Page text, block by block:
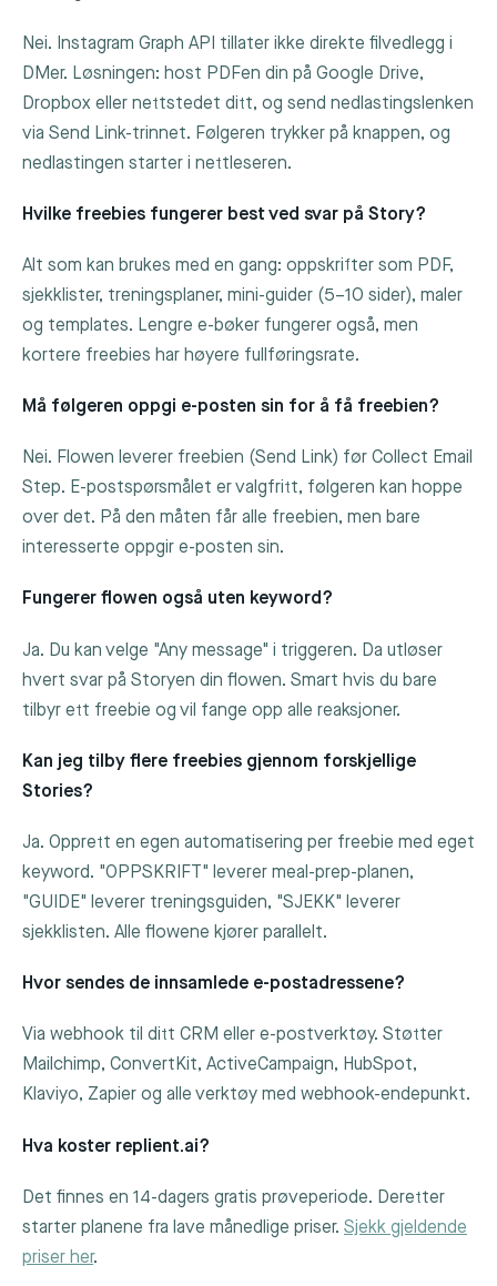
Nei. Instagram Graph API tillater ikke direkte filvedlegg i
DMer. Løsningen: host PDFen din på Google Drive,
Dropbox eller nettstedet ditt, og send nedlastingslenken
via Send Link-trinnet. Følgeren trykker på knappen, og
nedlastingen starter i nettleseren.
Hvilke freebies fungerer best ved svar på Story?
Alt som kan brukes med en gang: oppskrifter som PDF,
sjekklister, treningsplaner, mini-guider (5–10 sider), maler
og templates. Lengre e-bøker fungerer også, men
kortere freebies har høyere fullføringsrate.
Må følgeren oppgi e-posten sin for å få freebien?
Nei. Flowen leverer freebien (Send Link) før Collect Email
Step. E-postspørsmålet er valgfritt, følgeren kan hoppe
over det. På den måten får alle freebien, men bare
interesserte oppgir e-posten sin.
Fungerer flowen også uten keyword?
Ja. Du kan velge "Any message" i triggeren. Da utløser
hvert svar på Storyen din flowen. Smart hvis du bare
tilbyr ett freebie og vil fange opp alle reaksjoner.
Kan jeg tilby flere freebies gjennom forskjellige
Stories?
Ja. Opprett en egen automatisering per freebie med eget
keyword. "OPPSKRIFT" leverer meal-prep-planen,
"GUIDE" leverer treningsguiden, "SJEKK" leverer
sjekklisten. Alle flowene kjører parallelt.
Hvor sendes de innsamlede e-postadressene?
Via webhook til ditt CRM eller e-postverktøy. Støtter
Mailchimp, ConvertKit, ActiveCampaign, HubSpot,
Klaviyo, Zapier og alle verktøy med webhook-endepunkt.
Hva koster replient.ai?
Det finnes en 14-dagers gratis prøveperiode. Deretter
starter planene fra lave månedlige priser. Sjekk gjeldende
priser her.